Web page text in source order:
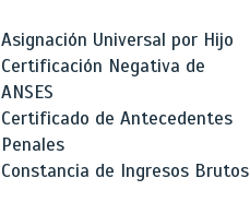
Asignación Universal por Hijo
Certificación Negativa de
ANSES
Certificado de Antecedentes
Penales
Constancia de Ingresos Brutos